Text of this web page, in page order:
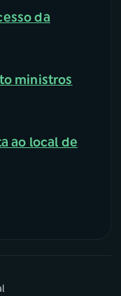
da
ministros
ao local de